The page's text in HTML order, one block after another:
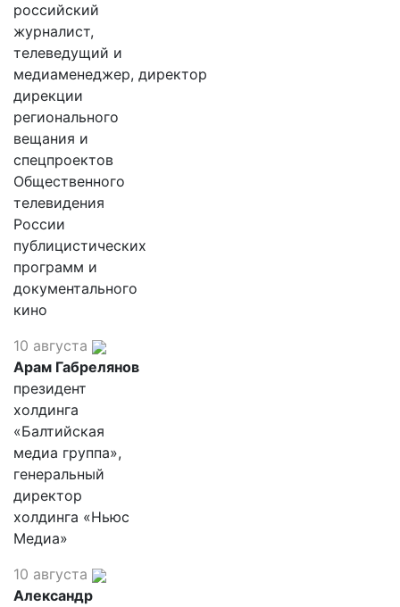
российский
журналист,
телеведущий и
медиаменеджер, директор
дирекции
регионального
вещания и
спецпроектов
Общественного
телевидения
России
публицистических
программ и
документального
кино
10 августа
Арам Габрелянов
президент
холдинга
«Балтийская
медиа группа»,
генеральный
директор
холдинга «Ньюс
Медиа»
10 августа
Александр